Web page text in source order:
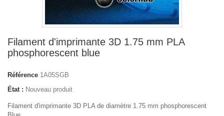
Filament d'imprimante 3D 1.75 mm PLA
phosphorescent blue
Référence 1A05SGB
État : Nouveau produit
Filament d'imprimante 3D PLA de diamètre 1.75 mm phosphorescent